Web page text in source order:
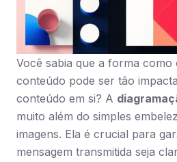
Você sabia que a forma como
conteúdo pode ser tão
conteúdo em si? A
muito além do simples
imagens. Ela é crucial para
mensagem transmitida seja